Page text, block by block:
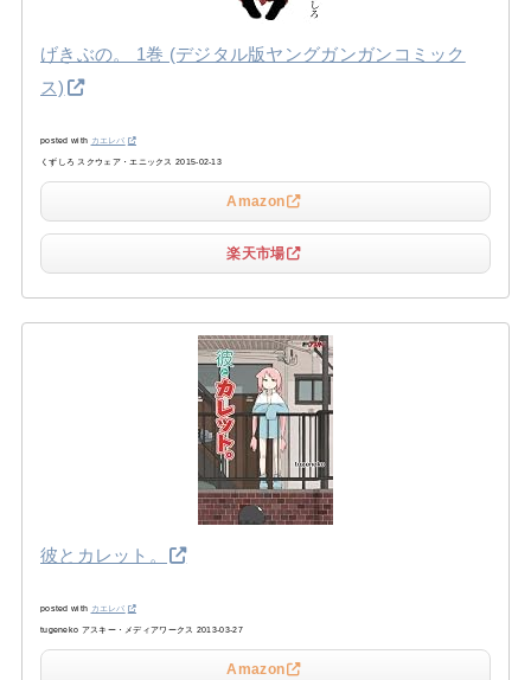
げきぶの。 1巻 (デジタル版ヤングガンガンコミック
ス)
posted with カエレバ
くずしろ スクウェア・エニックス 2015-02-13
Amazon
楽天市場
彼とカレット。
posted with カエレバ
tugeneko アスキー・メディアワークス 2013-03-27
Amazon